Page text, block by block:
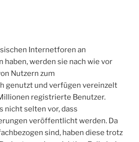
Internetforen an
haben, werden sie nach wie vor
Nutzern zum
genutzt und verfügen vereinzelt
registrierte Benutzer.
nicht selten vor, dass
veröffentlicht werden. Da
sind, haben diese trotz